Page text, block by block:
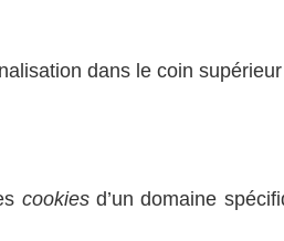
dans le coin
cookiesd’un domaine